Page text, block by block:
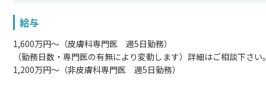
給与
1,600万円～（皮膚科専門医 週5日勤務）
（勤務日数・専門医の有無により変動します）詳細はご相談下さい
1,200万円～（非皮膚科専門医 週5日勤務）